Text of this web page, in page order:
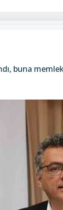
buna